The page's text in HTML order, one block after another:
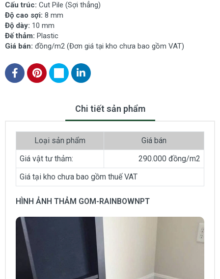
Cấu trúc: Cut Pile (Sợi thẳng)
Độ cao sợi: 8 mm
Độ dày: 10 mm
Đế thảm: Plastic
Giá bán: đồng/m2 (Đơn giá tại kho chưa bao gồm VAT)
Chi tiết sản phẩm
Loại sản phẩm
Giá bán
Giá vật tư thảm:
290.000 đồng/m2
Giá tại kho chưa bao gồm thuế VAT
HÌNH ẢNH THẢM GOM-RAINBOWNPT